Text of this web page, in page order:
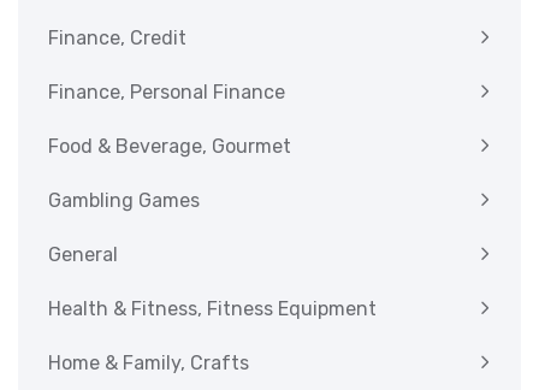
Finance, Credit
Finance, Personal Finance
Food & Beverage, Gourmet
Gambling Games
General
Health & Fitness, Fitness Equipment
Home & Family, Crafts